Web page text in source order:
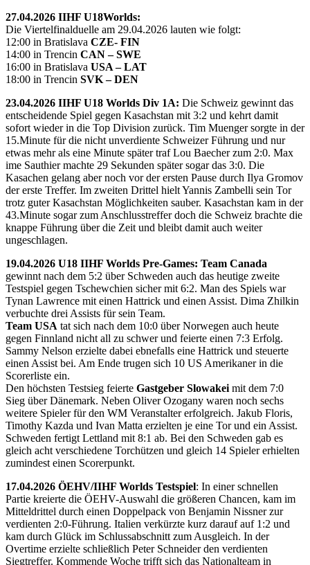
27.04.2026 IIHF U18Worlds:
Die Viertelfinalduelle am 29.04.2026 lauten wie folgt:
12:00 in Bratislava CZE- FIN
14:00 in Trencin CAN – SWE
16:00 in Bratislava USA – LAT
18:00 in Trencin SVK – DEN
23.04.2026 IIHF U18 Worlds Div 1A: Die Schweiz gewinnt das
entscheidende Spiel gegen Kasachstan mit 3:2 und kehrt damit
sofort wieder in die Top Division zurück. Tim Muenger sorgte in der
15.Minute für die nicht unverdiente Schweizer Führung und nur
etwas mehr als eine Minute später traf Lou Baecher zum 2:0. Max
ime Sauthier machte 29 Sekunden später sogar das 3:0. Die
Kasachen gelang aber noch vor der ersten Pause durch Ilya Gromov
der erste Treffer. Im zweiten Drittel hielt Yannis Zambelli sein Tor
trotz guter Kasachstan Möglichkeiten sauber. Kasachstan kam in der
43.Minute sogar zum Anschlusstreffer doch die Schweiz brachte die
knappe Führung über die Zeit und bleibt damit auch weiter
ungeschlagen.
19.04.2026 U18 IIHF Worlds Pre-Games: Team Canada
gewinnt nach dem 5:2 über Schweden auch das heutige zweite
Testspiel gegen Tschewchien sicher mit 6:2. Man des Spiels war
Tynan Lawrence mit einen Hattrick und einen Assist. Dima Zhilkin
verbuchte drei Assists für sein Team.
Team USA tat sich nach dem 10:0 über Norwegen auch heute
gegen Finnland nicht all zu schwer und feierte einen 7:3 Erfolg.
Sammy Nelson erzielte dabei ebnefalls eine Hattrick und steuerte
einen Assist bei. Am Ende trugen sich 10 US Amerikaner in die
Scorerliste ein.
Den höchsten Testsieg feierte Gastgeber Slowakei mit dem 7:0
Sieg über Dänemark. Neben Oliver Ozogany waren noch sechs
weitere Spieler für den WM Veranstalter erfolgreich. Jakub Floris,
Timothy Kazda und Ivan Matta erzielten je eine Tor und ein Assist.
Schweden fertigt Lettland mit 8:1 ab. Bei den Schweden gab es
gleich acht verschiedene Torchützen und gleich 14 Spieler erhielten
zumindest einen Scorerpunkt.
17.04.2026 ÖEHV/IIHF Worlds Testspiel: In einer schnellen
Partie kreierte die ÖEHV-Auswahl die größeren Chancen, kam im
Mitteldrittel durch einen Doppelpack von Benjamin Nissner zur
verdienten 2:0-Führung. Italien verkürzte kurz darauf auf 1:2 und
kam durch Glück im Schlussabschnitt zum Ausgleich. In der
Overtime erzielte schließlich Peter Schneider den verdienten
Siegtreffer. Kommende Woche trifft sich das Nationalteam in